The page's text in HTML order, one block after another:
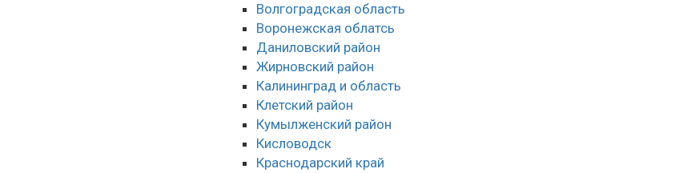
Волгоградская облаcть
Воронежская облатсь
Даниловский район
Жирновский район
Калининград и область
Клетский район
Кумылженский район
Кисловодск
Краснодарский край